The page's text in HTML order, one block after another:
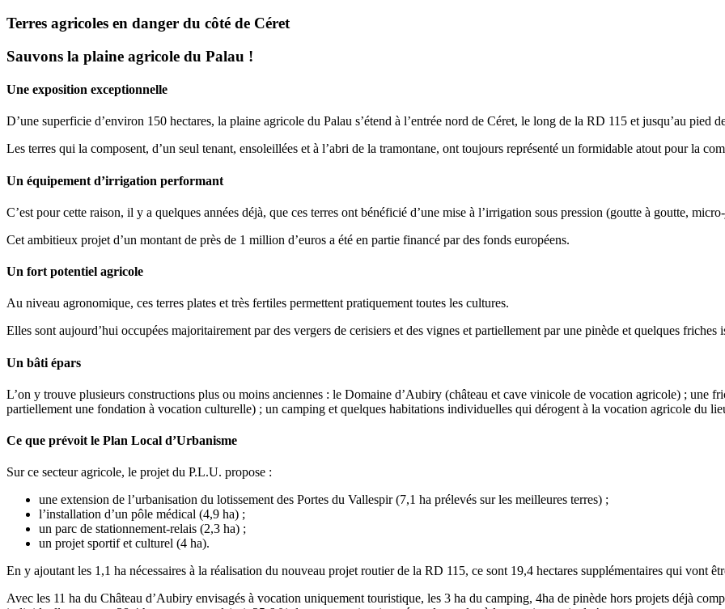
Terres agricoles en danger du côté de Céret
Sauvons la plaine agricole du Palau !
Une exposition exceptionnelle
D’une superficie d’environ 150 hectares, la plaine agricole du Palau s’étend à l’entrée nord de Céret, le long de la RD 115 et jusqu’au pied
Les terres qui la composent, d’un seul tenant, ensoleillées et à l’abri de la tramontane, ont toujours représenté un formidable atout pour la
Un équipement d’irrigation performant
C’est pour cette raison, il y a quelques années déjà, que ces terres ont bénéficié d’une mise à l’irrigation sous pression (goutte à goutte,
Cet ambitieux projet d’un montant de près de 1 million d’euros a été en partie financé par des fonds européens.
Un fort potentiel agricole
Au niveau agronomique, ces terres plates et très fertiles permettent pratiquement toutes les cultures.
Elles sont aujourd’hui occupées majoritairement par des vergers de cerisiers et des vignes et partiellement par une pinède et quelques
Un bâti épars
L’on y trouve plusieurs constructions plus ou moins anciennes : le Domaine d’Aubiry (château et cave vinicole de vocation agricole) ; une
partiellement une fondation à vocation culturelle) ; un camping et quelques habitations individuelles qui dérogent à la vocation agricole du
Ce que prévoit le Plan Local d’Urbanisme
Sur ce secteur agricole, le projet du P.L.U. propose :
une extension de l’urbanisation du lotissement des Portes du Vallespir (7,1 ha prélevés sur les meilleures terres) ;
l’installation d’un pôle médical (4,9 ha) ;
un parc de stationnement-relais (2,3 ha) ;
un projet sportif et culturel (4 ha).
En y ajoutant les 1,1 ha nécessaires à la réalisation du nouveau projet routier de la RD 115, ce sont 19,4 hectares supplémentaires qui vont
Avec les 11 ha du Château d’Aubiry envisagés à vocation uniquement touristique, les 3 ha du camping, 4ha de pinède hors projets déjà